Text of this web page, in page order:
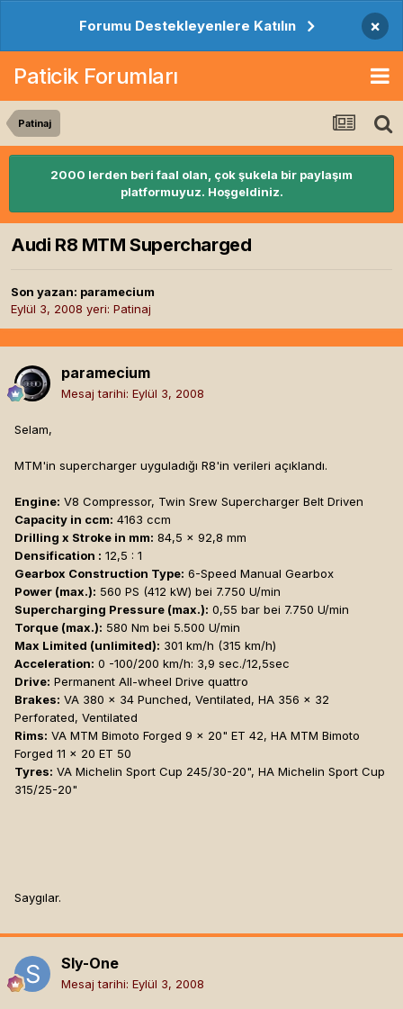
Forumu Destekleyenlere Katılın ×
Paticik Forumları
Patinaj
2000 lerden beri faal olan, çok şukela bir paylaşım
platformuyuz. Hoşgeldiniz.
Audi R8 MTM Supercharged
Son yazan: paramecium
Eylül 3, 2008 yeri: Patinaj
paramecium
Mesaj tarihi: Eylül 3, 2008
Selam,
MTM'in supercharger uyguladığı R8'in verileri açıklandı.
Engine: V8 Compressor, Twin Srew Supercharger Belt Driven
Capacity in ccm: 4163 ccm
Drilling x Stroke in mm: 84,5 x 92,8 mm
Densification : 12,5 : 1
Gearbox Construction Type: 6-Speed Manual Gearbox
Power (max.): 560 PS (412 kW) bei 7.750 U/min
Supercharging Pressure (max.): 0,55 bar bei 7.750 U/min
Torque (max.): 580 Nm bei 5.500 U/min
Max Limited (unlimited): 301 km/h (315 km/h)
Acceleration: 0 -100/200 km/h: 3,9 sec./12,5sec
Drive: Permanent All-wheel Drive quattro
Brakes: VA 380 x 34 Punched, Ventilated, HA 356 x 32
Perforated, Ventilated
Rims: VA MTM Bimoto Forged 9 x 20" ET 42, HA MTM Bimoto
Forged 11 x 20 ET 50
Tyres: VA Michelin Sport Cup 245/30-20", HA Michelin Sport Cup
315/25-20"
Saygılar.
Sly-One
Mesaj tarihi: Eylül 3, 2008